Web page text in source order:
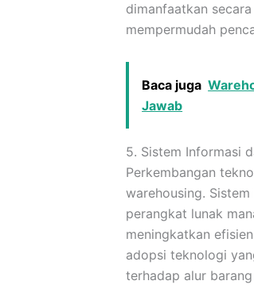
dimanfaatkan
mempermudah
Baca juga
Jawab
5. Sistem Informasi
Perkembangan
warehousing.
perangkat lunak
meningkatkan
adopsi teknologi
terhadap alur